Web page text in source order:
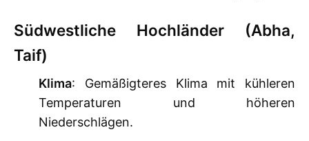
Südwestliche Hochländer (Abha,
Taif)
Klima: Gemäßigteres Klima mit kühleren
Temperaturen und höheren
Niederschlägen.